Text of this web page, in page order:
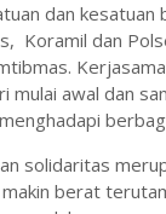
dan kesatuan
Koramil dan
mulai awal dan
solidaritas
berat